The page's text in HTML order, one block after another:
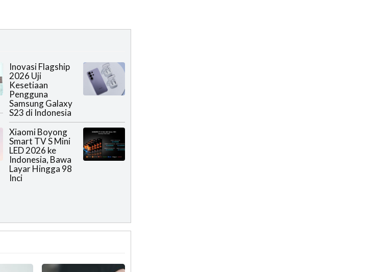
Inovasi Flagship
2026 Uji
Kesetiaan
Pengguna
Samsung Galaxy
S23 di Indonesia
Xiaomi Boyong
Smart TV S Mini
LED 2026 ke
Indonesia, Bawa
Layar Hingga 98
Inci